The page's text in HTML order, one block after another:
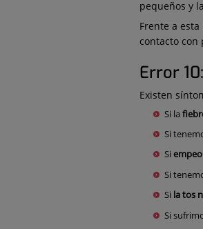
pequeños y
Frente a
contacto con
Error
Existen
Si la
Si
Si
Si
Si la tos
Si